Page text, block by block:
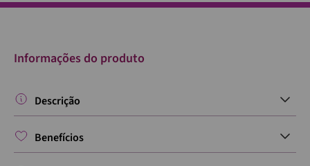
Informações do produto
Descrição
Benefícios